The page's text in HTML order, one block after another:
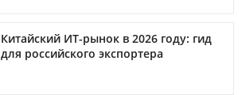
Китайский ИТ-рынок в 2026 году: гид
для российского экспортера